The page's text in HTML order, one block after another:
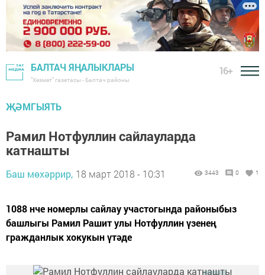
БАЛТАЧ ЯҢАЛЫКЛАРЫ
"Хезмәт" газетасы - Балтач районы
16+
ҖӘМГЫЯТЬ
Рамил Нотфуллин сайлауларда
катнашты
Баш мөхәррир, 18 март 2018 - 10:31 3443 0 1
1088 нче номерлы сайлау участогында районыбыз
башлыгы Рамил Рашит улы Нотфуллин үзенең
гражданлык хокукын үтәде